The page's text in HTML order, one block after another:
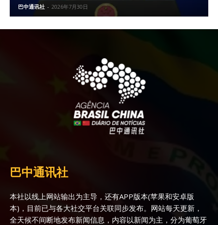
巴中通讯社 - 2026年7月30日
巴中通讯社
本社以线上网站输出为主导，还有APP版本(苹果和安卓版
本)，目前已与各大社交平台关联同步发布。网站每天更新，
全天候不间断地发布新闻信息，内容以新闻为主，分为葡萄牙